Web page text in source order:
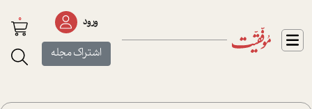
ورود
اشتراک مجله
0